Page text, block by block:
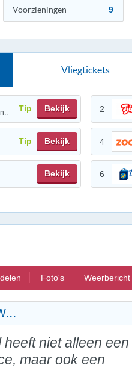
Voorzieningen 9
Vliegtickets
Tip Bekijk 2
Tip Bekijk 4
Bekijk 6
Foto's Weerbericht
niet alleen een
maar ook een